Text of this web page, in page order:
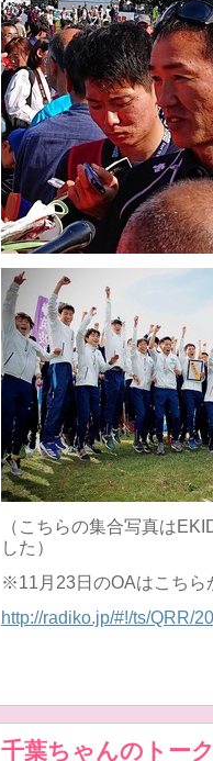
（こちらの集合写真は
した）
※11月23日のOAはこち
http://radiko.jp/#!/ts/QRR/
千葉ちゃんのトー